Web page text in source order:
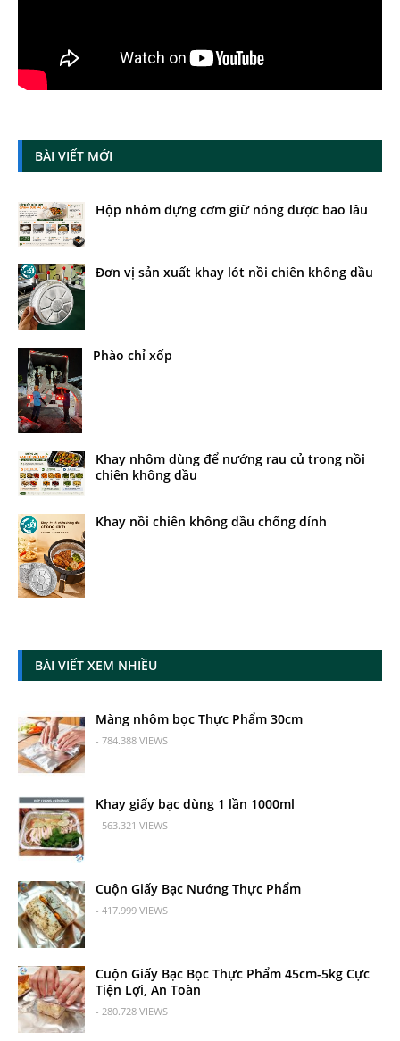
BÀI VIẾT MỚI
Hộp nhôm đựng cơm giữ nóng được bao lâu
Đơn vị sản xuất khay lót nồi chiên không dầu
Phào chỉ xốp
Khay nhôm dùng để nướng rau củ trong nồi
chiên không dầu
Khay nồi chiên không dầu chống dính
BÀI VIẾT XEM NHIỀU
Màng nhôm bọc Thực Phẩm 30cm
- 784.388 VIEWS
Khay giấy bạc dùng 1 lần 1000ml
- 563.321 VIEWS
Cuộn Giấy Bạc Nướng Thực Phẩm
- 417.999 VIEWS
Cuộn Giấy Bạc Bọc Thực Phẩm 45cm-5kg Cực
Tiện Lợi, An Toàn
- 280.728 VIEWS